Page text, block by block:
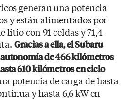
generan una potencia
y están alimentados por
litio con 91 celdas y 71,4
Gracias a ella, el Subaru
de 466 kilómetros
610 kilómetros en ciclo
potencia de carga de hasta
y hasta 6,6 kW en